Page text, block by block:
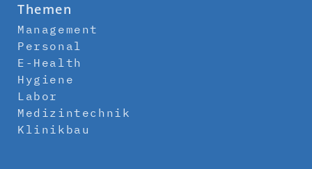
Themen
Management
Personal
E-Health
Hygiene
Labor
Medizintechnik
Klinikbau